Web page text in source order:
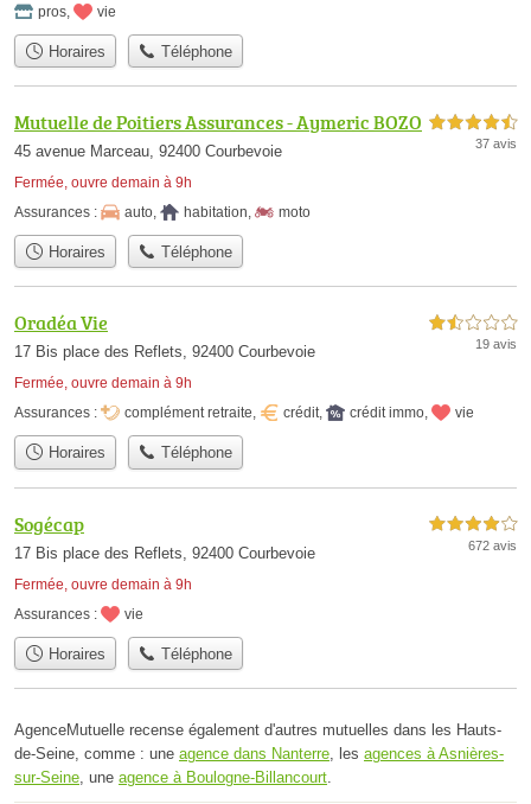
pros
vie
Horaires Téléphone
Mutuelle de Poitiers Assurances - Aymeric BOZO
45 avenue Marceau, 92400 Courbevoie
Fermée, ouvre demain à 9h
4,5 étoiles sur 5
37 avis
Assurances : auto, habitation, moto
Horaires Téléphone
Oradéa Vie
17 Bis place des Reflets, 92400 Courbevoie
Fermée, ouvre demain à 9h
1,5 étoiles sur 5
19 avis
Assurances : complément retraite, crédit, crédit immo, vie
Horaires Téléphone
Sogécap
17 Bis place des Reflets, 92400 Courbevoie
Fermée, ouvre demain à 9h
4,0 étoiles sur 5
672 avis
Assurances : vie
Horaires Téléphone
AgenceMutuelle recense également d'autres mutuelles dans les Hauts-
de-Seine, comme : une agence dans Nanterre, les agences à Asnières-
sur-Seine, une agence à Boulogne-Billancourt.